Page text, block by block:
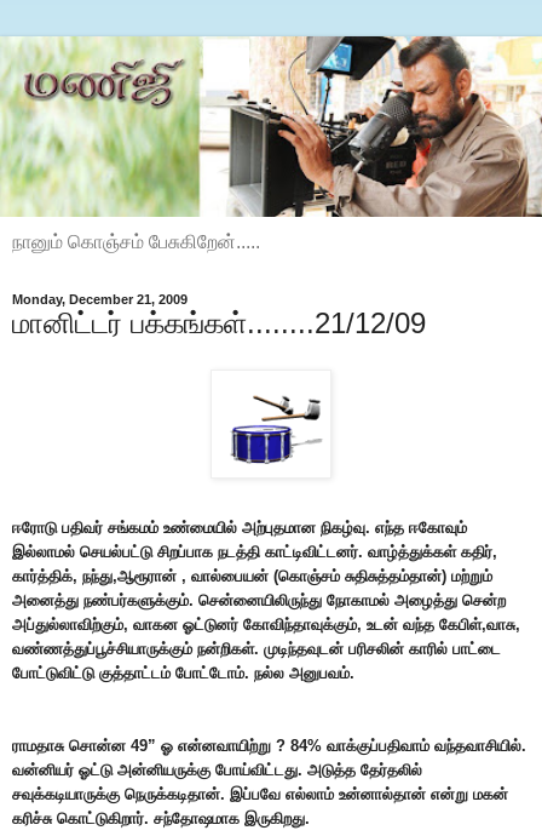
நானும் கொஞ்சம் பேசுகிறேன்.....
Monday, December 21, 2009
மானிட்டர் பக்கங்கள்........21/12/09
ஈரோடு பதிவர் சங்கமம் உண்மையில் அற்புதமான நிகழ்வு. எந்த ஈகோவும்
இல்லாமல் செயல்பட்டு சிறப்பாக நடத்தி காட்டிவிட்டனர். வாழ்த்துக்கள் கதிர்,
கார்த்திக், நந்து,ஆரூரான் , வால்பையன் (கொஞ்சம் சுதிசுத்தம்தான்) மற்றும்
அனைத்து நண்பர்களுக்கும். சென்னையிலிருந்து நோகாமல் அழைத்து சென்ற
அப்துல்லாவிற்கும், வாகன ஓட்டுனர் கோவிந்தாவுக்கும், உடன் வந்த கேபிள்,வாசு,
வண்ணத்துப்பூச்சியாருக்கும் நன்றிகள். முடிந்தவுடன் பரிசலின் காரில் பாட்டை
போட்டுவிட்டு குத்தாட்டம் போட்டோம். நல்ல அனுபவம்.
ராமதாசு சொன்ன 49” ஓ என்னவாயிற்று ? 84% வாக்குப்பதிவாம் வந்தவாசியில்.
வன்னியர் ஓட்டு அன்னியருக்கு போய்விட்டது. அடுத்த தேர்தலில்
சவுக்கடியாருக்கு நெருக்கடிதான். இப்பவே எல்லாம் உன்னால்தான் என்று மகன்
கரிச்சு கொட்டுகிறார். சந்தோஷமாக இருகிறது.